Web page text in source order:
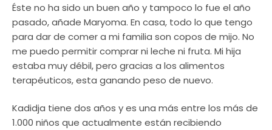
Éste no ha sido un buen año y tampoco lo fue el año
pasado, añade Maryoma. En casa, todo lo que tengo
para dar de comer a mi familia son copos de mijo. No
me puedo permitir comprar ni leche ni fruta. Mi hija
estaba muy débil, pero gracias a los alimentos
terapéuticos, esta ganando peso de nuevo.
Kadidja tiene dos años y es una más entre los más de
1.000 niños que actualmente están recibiendo